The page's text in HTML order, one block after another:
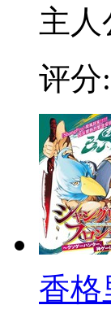
主
评分:
香格